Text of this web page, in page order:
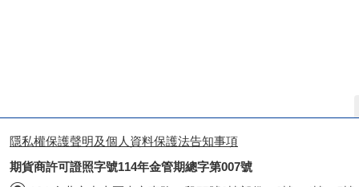
隱私權保護聲明及個人資料保護法告知事項
期貨商許可證照字號114年金管期總字第007號